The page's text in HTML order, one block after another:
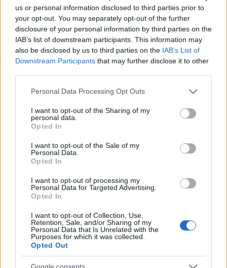
us or personal information disclosed to third parties prior to
your opt-out. You may separately opt-out of the further
disclosure of your personal information by third parties on the
IAB’s list of downstream participants. This information may
also be disclosed by us to third parties on the IAB’s List of
Downstream Participants that may further disclose it to other
Please note that this website/app uses one or more Google
not limited to your visit or usage behaviour. You may click to
grant or deny consent to Google and its third-party tags to
use your data for below specified purposes in below Google
consent section.
Personal Data Processing Opt Outs
I want to opt-out of the Sharing of my
personal data.
Opted In
I want to opt-out of the Sale of my
Personal Data.
Opted In
I want to opt-out of processing my
Personal Data for Targeted Advertising.
Opted In
I want to opt-out of Collection, Use,
Retention, Sale, and/or Sharing of my
Personal Data that Is Unrelated with the
Purposes for which it was collected.
Opted Out
σχέση της με τον Pete.